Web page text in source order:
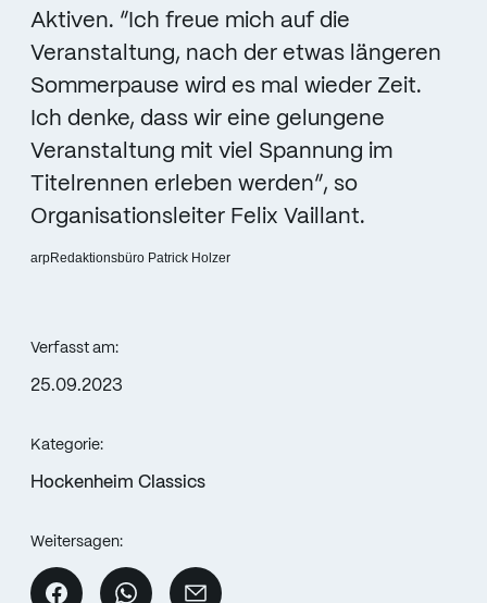
Aktiven. “Ich freue mich auf die
Veranstaltung, nach der etwas längeren
Sommerpause wird es mal wieder Zeit.
Ich denke, dass wir eine gelungene
Veranstaltung mit viel Spannung im
Titelrennen erleben werden”, so
Organisationsleiter Felix Vaillant.
arpRedaktionsbüro Patrick Holzer
Verfasst am:
25.09.2023
Kategorie:
Hockenheim Classics
Weitersagen: